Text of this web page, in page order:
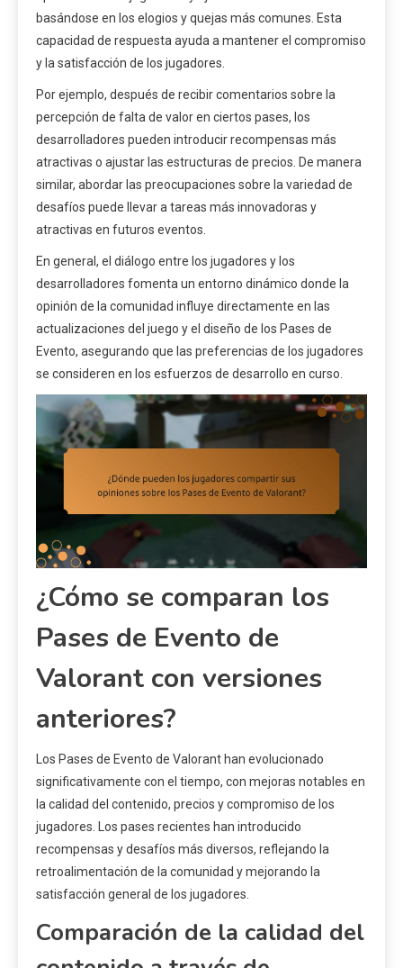
basándose en los elogios y quejas más comunes. Esta
capacidad de respuesta ayuda a mantener el compromiso
y la satisfacción de los jugadores.
Por ejemplo, después de recibir comentarios sobre la
percepción de falta de valor en ciertos pases, los
desarrolladores pueden introducir recompensas más
atractivas o ajustar las estructuras de precios. De manera
similar, abordar las preocupaciones sobre la variedad de
desafíos puede llevar a tareas más innovadoras y
atractivas en futuros eventos.
En general, el diálogo entre los jugadores y los
desarrolladores fomenta un entorno dinámico donde la
opinión de la comunidad influye directamente en las
actualizaciones del juego y el diseño de los Pases de
Evento, asegurando que las preferencias de los jugadores
se consideren en los esfuerzos de desarrollo en curso.
¿Cómo se comparan los
Pases de Evento de
Valorant con versiones
anteriores?
Los Pases de Evento de Valorant han evolucionado
significativamente con el tiempo, con mejoras notables en
la calidad del contenido, precios y compromiso de los
jugadores. Los pases recientes han introducido
recompensas y desafíos más diversos, reflejando la
retroalimentación de la comunidad y mejorando la
satisfacción general de los jugadores.
Comparación de la calidad del